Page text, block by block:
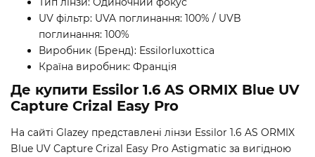
UV фільтр: UVA поглинання: 100% / UVB
поглинання: 100%
Виробник (Бренд): Essilorluxottica
Країна виробник: Франція
Де купити Essilor 1.6 AS ORMIX Blue UV
Capture Crizal Easy Pro
На сайті Glazey представлені лінзи Essilor 1.6 AS ORMIX
Blue UV Capture Crizal Easy Pro Astigmatic за вигідною